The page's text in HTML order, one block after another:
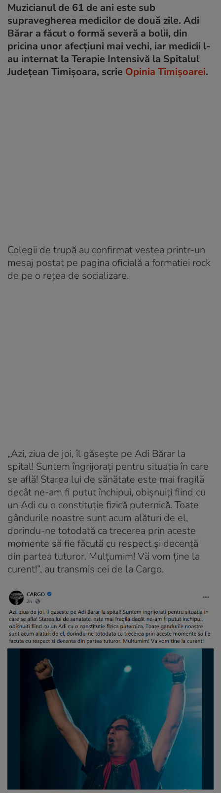
Muzicianul de 61 de ani este sub
supravegherea medicilor de două zile. Adi
Bărar a făcut o formă severă a bolii, din
pricina unor afecțiuni mai vechi, iar medicii l-
au internat la Terapie Intensivă la Spitalul
Județean Timișoara, scrie Opinia Timișoarei.
Colegii de trupă au confirmat vestea printr-un
mesaj postat pe pagina oficială a formatiei rock
de pe o rețea de socializare.
„Azi, ziua de joi, îl găsește pe Adi Bărar la
spital! Suntem îngrijorați pentru situația în care
se află! Starea lui de sănătate este mai fragilă
decât ne-am fi putut închipui, obișnuiți fiind cu
un Adi cu o constituție fizică puternică. Toate
gândurile noastre sunt acum alături de el,
dorindu-ne totodată ca trecerea prin aceste
momente să fie făcută cu respect și decență
din partea tuturor. Mulțumim! Vă vom ține la
curent!”, au transmis cei de la Cargo.